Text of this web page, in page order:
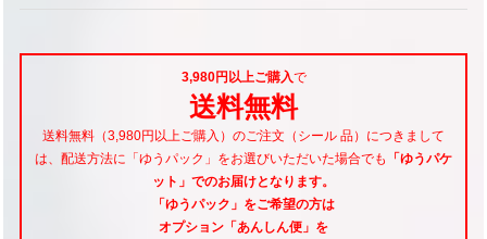
3,980円以上ご購入で
送料無料
送料無料（3,980円以上ご購入）のご注文（シール 品）につきまして
は、配送方法に「ゆうパック」をお選びいただいた場合でも
「ゆうパケ
ット」でのお届けとなります。
「ゆうパック」をご希望の方は
オプション「あんしん便」 を